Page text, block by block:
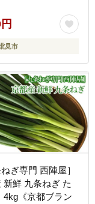
2026】
見市
ねぎ専門 西陣屋］
新鮮 九条ねぎ た
4kg《京都ブラン